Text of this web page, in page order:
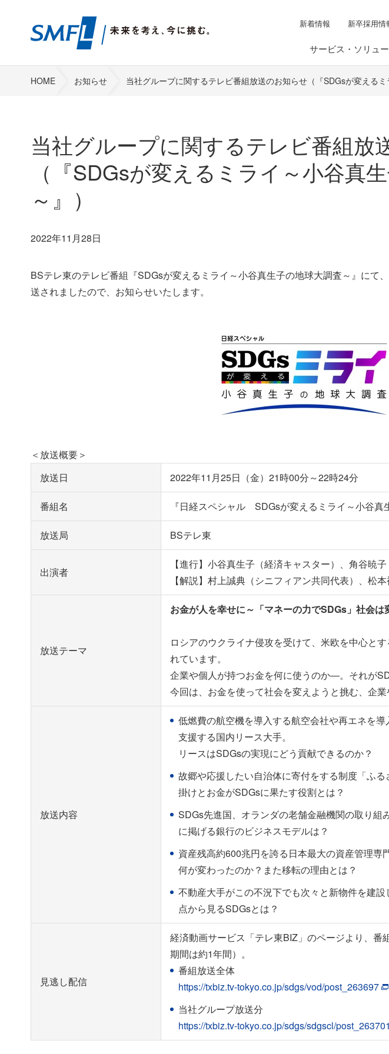
新着情報 新卒採用情
サービス・ソリュ
HOME お知らせ 当社グループに関するテレビ番組放送のお知らせ（『SDGsが変えるミ
当社グループに関するテレビ番組放
（『SDGsが変えるミライ～小谷真
～』）
2022年11月28日
BSテレ東のテレビ番組『SDGsが変えるミライ～小谷真生子の地球大調査～』にて
送されましたので、お知らせいたします。
＜放送概要＞
放送日
2022年11月25日（金）21時00分～22時24分
番組名 『日経スペシャル SDGsが変えるミライ～小谷真
放送局 BSテレ東
出演者
【進行】小谷真生子（経済キャスター）、角谷暁
【解説】村上誠典（シニフィアン共同代表）、松
放送テーマ
お金が人を幸せに～「マネーの力でSDGs」社会は
ロシアのウクライナ侵攻を受けて、米欧を中心と
れています。
企業や個人が持つお金を何に使うのか―。それが
今回は、お金を使って社会を変えようと挑む、企業
放送内容
低燃費の航空機を導入する航空会社や再エネを
支援する国内リース大手。
リースはSDGsの実現にどう貢献できるのか？
故郷や応援したい自治体に寄付をする制度「ふ
掛けとお金がSDGsに果たす役割とは？
SDGs先進国、オランダの老舗金融機関の取り組
に掲げる銀行のビジネスモデルは？
資産残高約600兆円を誇る日本最大の資産管理
何が変わったのか？また移転の理由とは？
不動産大手がこの不況下でも次々と新物件を建
点から見るSDGsとは？
見逃し配信
経済動画サービス「テレ東BIZ」のページより、
期間は約1年間）。
番組放送全体
https://txbiz.tv-tokyo.co.jp/sdgs/vod/post_263697
当社グループ放送分
https://txbiz.tv-tokyo.co.jp/sdgs/sdgscl/post_263701